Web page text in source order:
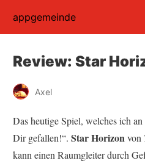
appgemeinde
Review: Star
Axel
Das heutige Spiel, welches ich
Dir gefallen!“. Star Horizonvon
kann einen Raumgleiter durch